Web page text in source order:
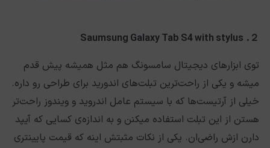
２.
Saumsung Galaxy Tab S4 with stylus
توی ابزارهای دیجیتال سامسونگ هم مثل همیشه پیش قدم
میشه و یکی از راحت‌ترین تبلت‌های اندورید برای طراحی رو داره.
خیلی از آرتیست‌ها که با سیستم عامل اندروید و ویندوز راحت‌تر
هستن از این تبلت استفاده میکنن و به اندازه‌ی کسایی که آیپد
دارن ازش راضی‌ان. یکی از نکات مثبتش اینه که قیمت پایینتری